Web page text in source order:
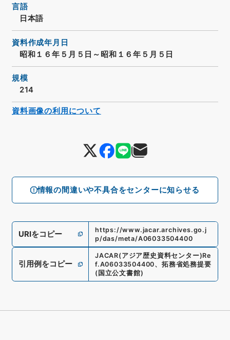
情報の間違いや不具合をセンターに知らせる
言語
日本語
資料作成年月日
昭和１６年５月５日～昭和１６年５月５日
規模
214
URIをコピー
https://www.jacar.archives.go.j
p/das/meta/A06033504400
引用例をコピー
JACAR(アジア歴史資料センター)Re
f.A06033504400、 拓務省処務提要
(国立公文書館)
資料画像の利用について